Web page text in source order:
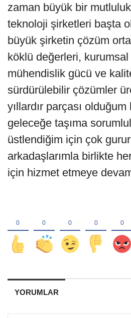
zaman büyük bir
teknoloji şirketleri başta
büyük şirketin çözüm
köklü değerleri,
mühendislik gücü ve
sürdürülebilir çözümler
yıllardır parçası olduğum
geleceğe taşıma
üstlendiğim için çok
arkadaşlarımla birlikte
için hizmet etmeye
YORUMLAR